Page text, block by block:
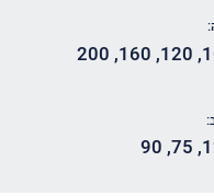
,
120
,
160
,
200
,
75
,
90